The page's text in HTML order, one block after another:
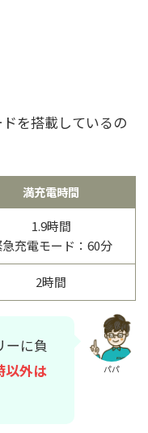
を搭載しているの
満充電時間
1.9時間
急充電モード：60分
2時間
パパ
ーに負
以外は